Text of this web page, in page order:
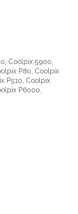
Coolpix 5900,
P80, Coolpix
P510, Coolpix
P6000,